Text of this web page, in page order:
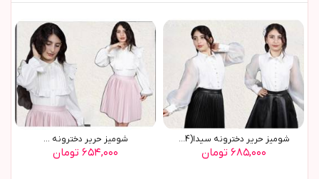
شوميز حرير دخترونه سيدا(9654)
۶۸۵,۰۰۰ تومان
شوميز حرير دخترونه ...
۶۵۴,۰۰۰ تومان